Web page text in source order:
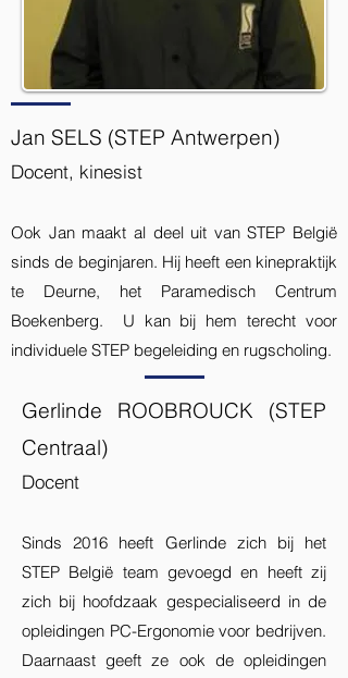
Jan SELS (STEP Antwerpen)
Docent, kinesist
Ook Jan maakt al deel uit van STEP België
sinds de beginjaren. Hij heeft een kinepraktijk
te Deurne, het Paramedisch Centrum
Boekenberg. U kan bij hem terecht voor
individuele STEP begeleiding en rugscholing.
Gerlinde ROOBROUCK (STEP
Centraal)
Docent
Sinds 2016 heeft Gerlinde zich bij het
STEP België team gevoegd en heeft zij
zich bij hoofdzaak gespecialiseerd in de
opleidingen PC-Ergonomie voor bedrijven.
Daarnaast geeft ze ook de opleidingen